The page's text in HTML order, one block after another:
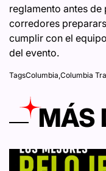
reglamento antes
corredores
cumplir con el
del evento.
TagsColumbia Columbia
MÁS